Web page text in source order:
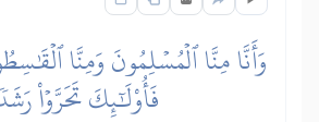
وَأَنَّا مِنَّا ٱلۡمُسۡلِمُونَ وَمِنَّا
فَأُوْلَٰٓئِكَ تَحَرَّوۡاْ